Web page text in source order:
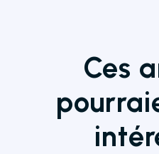
Ces